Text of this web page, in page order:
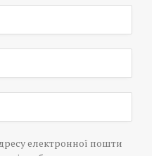
електронної пошти